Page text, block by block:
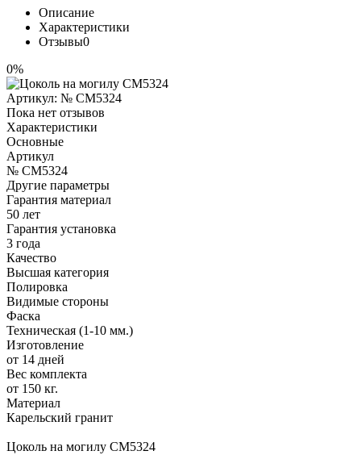
Описание
Характеристики
Отзывы0
0%
Артикул: № CM5324
Пока нет отзывов
Характеристики
Основные
Артикул
№ CM5324
Другие параметры
Гарантия материал
50 лет
Гарантия установка
3 года
Качество
Высшая категория
Полировка
Видимые стороны
Фаска
Техническая (1-10 мм.)
Изготовление
от 14 дней
Вес комплекта
от 150 кг.
Материал
Карельский гранит
Цоколь на могилу CM5324